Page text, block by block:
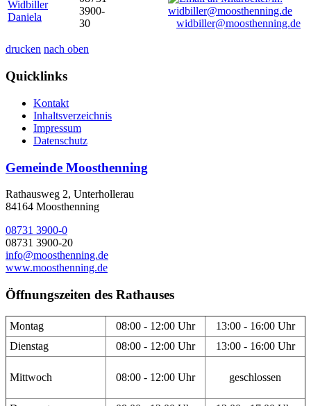
Widbiller
Daniela
3900-
30
widbiller@moosthenning.de
drucken nach oben
Quicklinks
Kontakt
Inhaltsverzeichnis
Impressum
Datenschutz
Gemeinde Moosthenning
Rathausweg 2, Unterhollerau
84164 Moosthenning
08731 3900-0
08731 3900-20
info@moosthenning.de
www.moosthenning.de
Öffnungszeiten des Rathauses
Montag 08:00 - 12:00 Uhr
13:00 - 16:00 Uhr
Dienstag
08:00 - 12:00 Uhr 13:00 - 16:00 Uhr
Mittwoch 08:00 - 12:00 Uhr geschlossen